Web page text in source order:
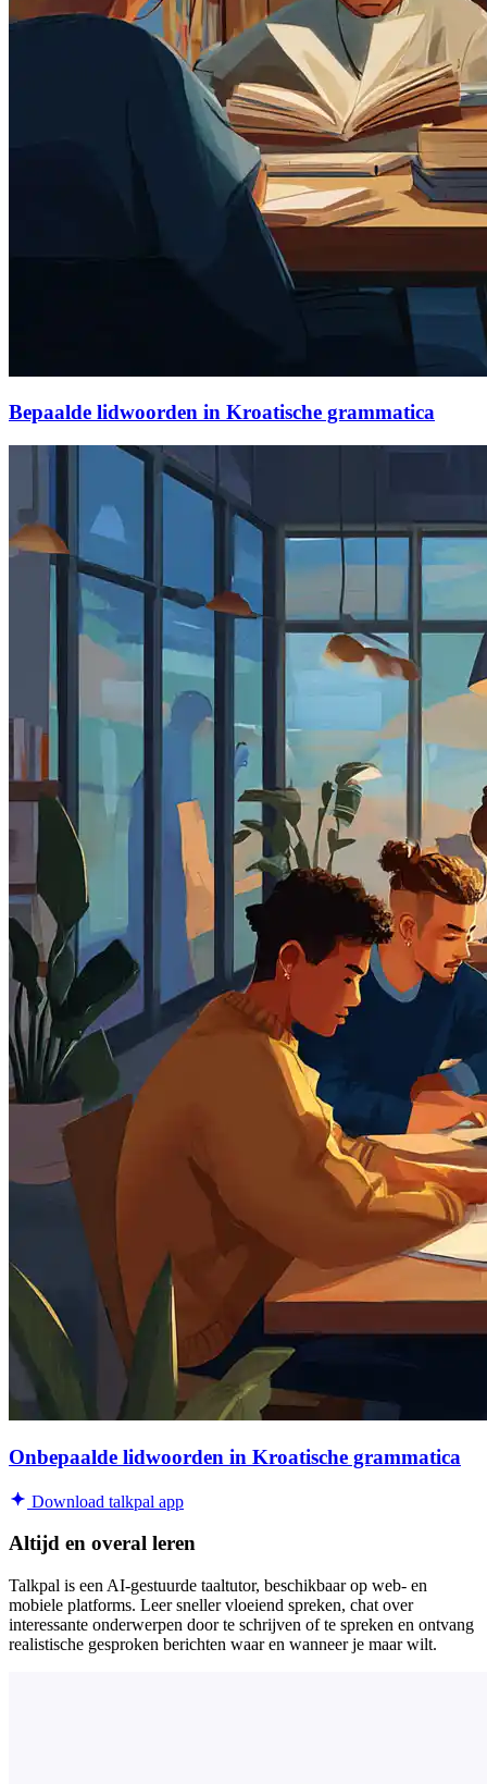
Bepaalde lidwoorden in Kroatische grammatica
Onbepaalde lidwoorden in Kroatische grammatica
Download talkpal app
Altijd en overal leren
Talkpal is een AI-gestuurde taaltutor, beschikbaar op web- en
mobiele platforms. Leer sneller vloeiend spreken, chat over
interessante onderwerpen door te schrijven of te spreken en ontvang
realistische gesproken berichten waar en wanneer je maar wilt.